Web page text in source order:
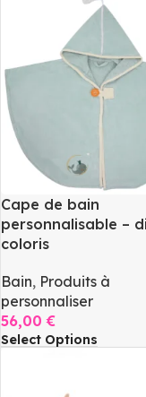
Cape de bain
personnalisable –
coloris
Bain, Produits à
personnaliser
56,00€
Select Options